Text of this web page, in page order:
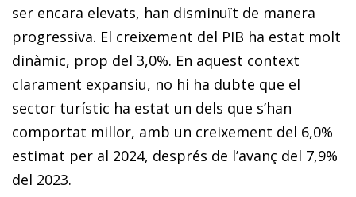
ser encara elevats, han disminuït de manera
progressiva. El creixement del PIB ha estat molt
dinàmic, prop del 3,0%. En aquest context
clarament expansiu, no hi ha dubte que el
sector turístic ha estat un dels que s’han
comportat millor, amb un creixement del 6,0%
estimat per al 2024, després de l’avanç del 7,9%
del 2023.